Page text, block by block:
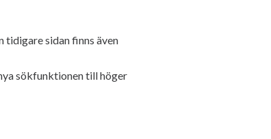
tidigare sidan finns även
sökfunktionen till höger